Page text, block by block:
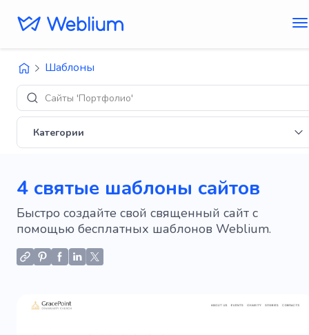
Шаблоны
Сайты 'Портфолио'
Категории
4 святые шаблоны сайтов
Быстро создайте свой священный сайт с
помощью бесплатных шаблонов Weblium.